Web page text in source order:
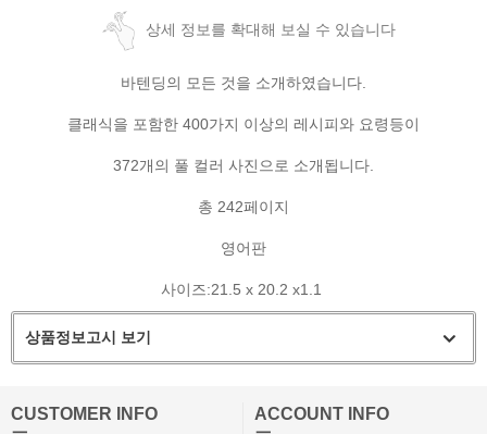
상세 정보를 확대해 보실 수 있습니다
바텐딩의 모든 것을 소개하였습니다.
클래식을 포함한 400가지 이상의 레시피와 요령등이
372개의 풀 컬러 사진으로 소개됩니다.
총 242페이지
영어판
사이즈:21.5 x 20.2 x1.1
상품정보고시 보기
CUSTOMER INFO
ㅡ
ACCOUNT INFO
ㅡ